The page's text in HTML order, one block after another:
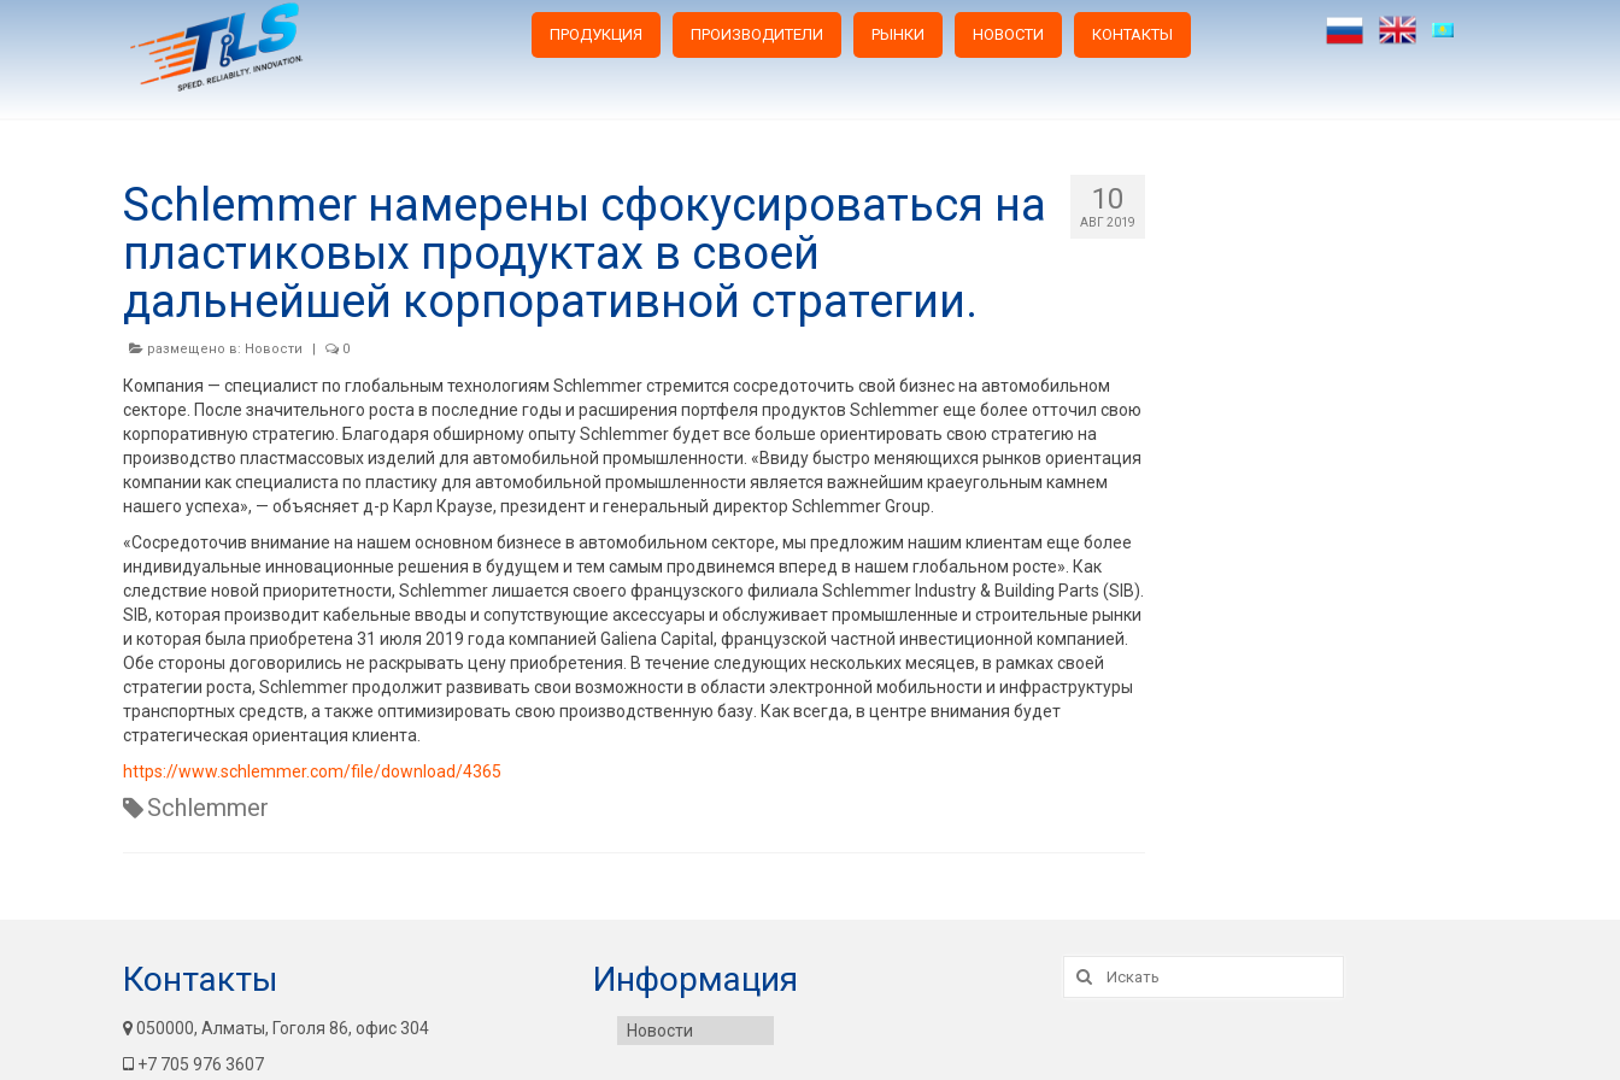
ПРОДУКЦИЯ ПРОИЗВОДИТЕЛИ РЫНКИ НОВОСТИ КОНТАКТЫ
10
АВГ 2019
Schlemmer намерены сфокусироваться на
пластиковых продуктах в своей
дальнейшей корпоративной стратегии.
размещено в: Новости | 0
Компания — специалист по глобальным технологиям Schlemmer стремится сосредоточить свой бизнес на автомобильном
секторе. После значительного роста в последние годы и расширения портфеля продуктов Schlemmer еще более отточил свою
корпоративную стратегию. Благодаря обширному опыту Schlemmer будет все больше ориентировать свою стратегию на
производство пластмассовых изделий для автомобильной промышленности. «Ввиду быстро меняющихся рынков ориентация
компании как специалиста по пластику для автомобильной промышленности является важнейшим краеугольным камнем
нашего успеха», — объясняет д-р Карл Краузе, президент и генеральный директор Schlemmer Group.
«Сосредоточив внимание на нашем основном бизнесе в автомобильном секторе, мы предложим нашим клиентам еще более
индивидуальные инновационные решения в будущем и тем самым продвинемся вперед в нашем глобальном росте». Как
следствие новой приоритетности, Schlemmer лишается своего французского филиала Schlemmer Industry & Building Parts (SIB).
SIB, которая производит кабельные вводы и сопутствующие аксессуары и обслуживает промышленные и строительные рынки
и которая была приобретена 31 июля 2019 года компанией Galiena Capital, французской частной инвестиционной компанией.
Обе стороны договорились не раскрывать цену приобретения. В течение следующих нескольких месяцев, в рамках своей
стратегии роста, Schlemmer продолжит развивать свои возможности в области электронной мобильности и инфраструктуры
транспортных средств, а также оптимизировать свою производственную базу. Как всегда, в центре внимания будет
стратегическая ориентация клиента.
https://www.schlemmer.com/file/download/4365
Schlemmer
Контакты
050000, Алматы, Гоголя 86, офис 304
+7 705 976 3607
Информация
Новости
Искать: